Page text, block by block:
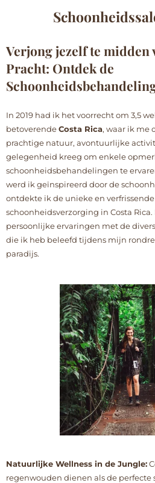
de
hoofdinhoud
Verjong jezelf te midden
Pracht: Ontdek de
In 2019 had ik het voorrecht om 3,5
betoverendeCosta Rica, waar ik me
prachtige natuur, avontuurlijke
gelegenheid kreeg om enkele
schoonheidsbehandelingen te
werd ik geïnspireerd door de
ontdekte ik de unieke en
schoonheidsverzorging in Costa
persoonlijke ervaringen met de
die ik heb beleefd tijdens mijn
paradijs.
Natuurlijke Wellness in de Jungle:
regenwouden dienen als de